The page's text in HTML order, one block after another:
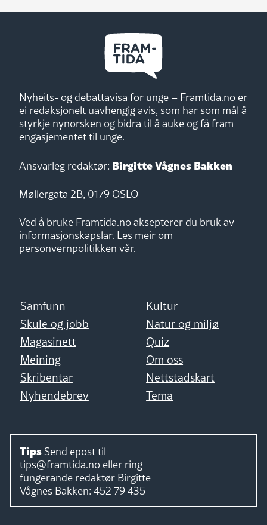
Nyheits- og debattavisa for unge – Framtida.no er
ei redaksjonelt uavhengig avis, som har som mål å
styrkje nynorsken og bidra til å auke og få fram
engasjementet til unge.
Ansvarleg redaktør: Birgitte Vågnes Bakken
Møllergata 2B, 0179 OSLO
Ved å bruke Framtida.no aksepterer du bruk av
informasjonskapslar. Les meir om
personvernpolitikken vår.
Samfunn
Kultur
Skule og jobb
Natur og miljø
Magasinett
Quiz
Meining
Om oss
Skribentar
Nettstadskart
Nyhendebrev
Tema
Tips Send epost til
tips@framtida.no eller ring
fungerande redaktør Birgitte
Vågnes Bakken: 452 79 435